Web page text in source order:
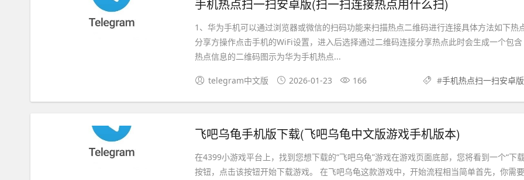
手机热点扫一扫安卓版(扫一扫连接热点用什么扫)
1、华为手机可以通过浏览器或微信的扫码功能来扫描热点二维码进行连接具体方法如下热
分享方操作点击手机的WiFi设置，进入后选择通过二维码连接分享热点此时会生成一个包含
热点信息的二维码图示为华为手机热点...
telegram中文版 2026-01-23 166 #手机热点扫一扫安卓版
飞吧乌龟手机版下载(飞吧乌龟中文版游戏手机版本)
在4399小游戏平台上，找到您想下载的“飞吧乌龟”游戏在游戏页面底部，您将看到一个“下
按钮，点击该按钮开始下载游戏。 在飞吧乌龟这款游戏中，开始流程相当简单首先，你需要